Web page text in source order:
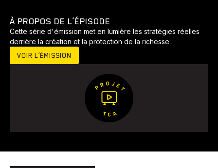
Bingo
Histoires Pêche
À PROPOS DE L’ÉPISODE
Cette série d'émission met en lumière les stratégies réelles
derrière la création et la protection de la richesse.
VOIR L’ÉMISSION